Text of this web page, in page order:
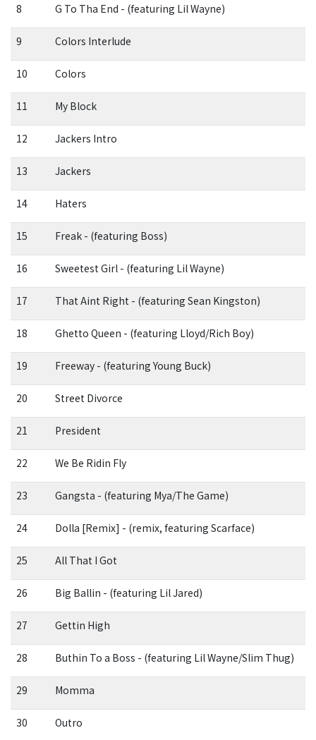
8 G To Tha End - (featuring Lil Wayne)
9 Colors Interlude
10 Colors
11 My Block
12 Jackers Intro
13 Jackers
14 Haters
15 Freak - (featuring Boss)
16 Sweetest Girl - (featuring Lil Wayne)
17 That Aint Right - (featuring Sean Kingston)
18 Ghetto Queen - (featuring Lloyd/Rich Boy)
19 Freeway - (featuring Young Buck)
20 Street Divorce
21 President
22 We Be Ridin Fly
23 Gangsta - (featuring Mya/The Game)
24 Dolla [Remix] - (remix, featuring Scarface)
25 All That I Got
26 Big Ballin - (featuring Lil Jared)
27 Gettin High
28 Buthin To a Boss - (featuring Lil Wayne/Slim Thug)
29 Momma
30 Outro